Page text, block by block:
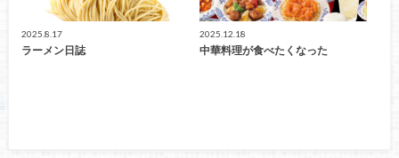
2025.8.17
ラーメン日誌
2025.12.18
中華料理が食べたくなった